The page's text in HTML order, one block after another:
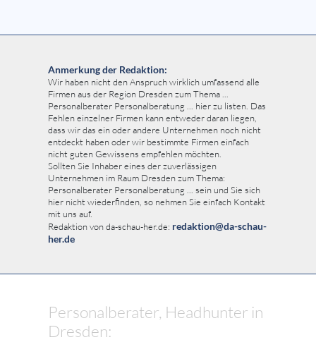
Anmerkung der Redaktion:
Wir haben nicht den Anspruch wirklich umfassend alle
Firmen aus der Region Dresden zum Thema ...
Personalberater Personalberatung ... hier zu listen. Das
Fehlen einzelner Firmen kann entweder daran liegen,
dass wir das ein oder andere Unternehmen noch nicht
entdeckt haben oder wir bestimmte Firmen einfach
nicht guten Gewissens empfehlen möchten.
Sollten Sie Inhaber eines der zuverlässigen
Unternehmen im Raum Dresden zum Thema:
Personalberater Personalberatung ... sein und Sie sich
hier nicht wiederfinden, so nehmen Sie einfach Kontakt
mit uns auf.
Redaktion von da-schau-her.de: redaktion@da-schau-
her.de
Personalberater, Headhunter in
Dresden: